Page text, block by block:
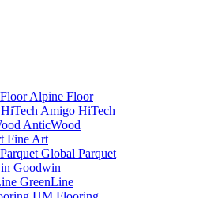
Alpine Floor
Amigo HiTech
AnticWood
Fine Art
Global Parquet
Goodwin
GreenLine